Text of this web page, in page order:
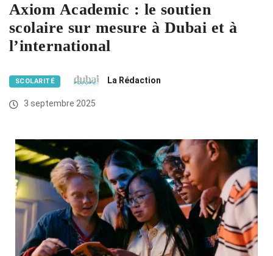
Axiom Academic : le soutien
scolaire sur mesure à Dubai et à
l’international
SCOLARITÉ La Rédaction
3 septembre 2025